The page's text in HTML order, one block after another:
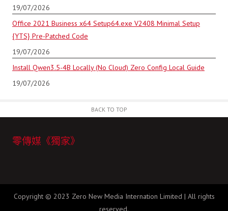
19/07/2026
Office 2021 Business x64 Setup64.exe V2408 Minimal Setup
{YTS} Pre-Patched Code
19/07/2026
Install Qwen3.5-4B Locally (No Cloud) Zero Config Local Guide
19/07/2026
BACK TO TOP
零傳媒《獨家》
Copyright © 2023 Zero New Media Internation Limited | All rights
reserved.